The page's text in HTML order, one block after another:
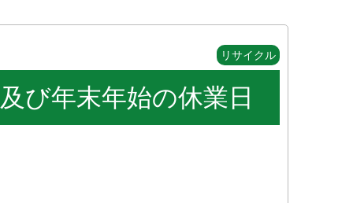
リサイクル
び年末年始の休業日